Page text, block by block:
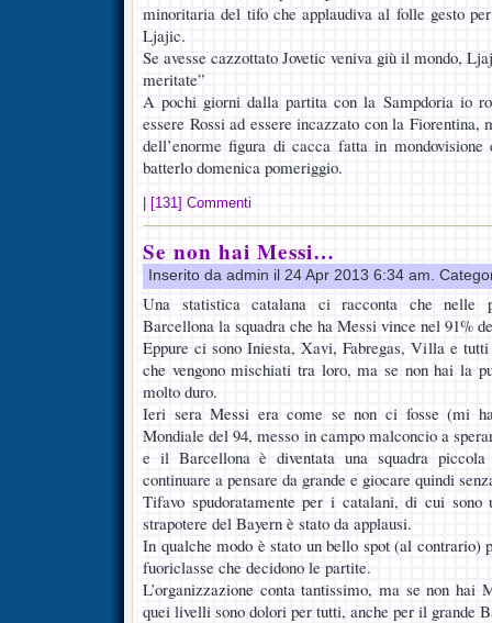
minoritaria del tifo che applaudiva al folle gesto
Ljajic.
Se avesse cazzottato Jovetic veniva giù il mondo,
meritate”
A pochi giorni dalla partita con la Sampdoria io
essere Rossi ad essere incazzato con la
dell’enorme figura di cacca fatta in mondovisione
batterlo domenica pomeriggio.
[131] Commenti
Se non hai Messi…
Inserito da admin il 24 Apr 2013 6:34 am.
Una statistica catalana ci racconta che nelle
Barcellona la squadra che ha Messi vince nel 91%
Eppure ci sono Iniesta, Xavi, Fabregas, Villa e
che vengono mischiati tra loro, ma se non hai la
molto duro.
Ieri sera Messi era come se non ci fosse (mi
Mondiale del 94, messo in campo malconcio a
e il Barcellona è diventata una squadra piccola
continuare a pensare da grande e giocare quindi
Tifavo spudoratamente per i catalani, di cui
strapotere del Bayern è stato da applausi.
In qualche modo è stato un bello spot (al
fuoriclasse che decidono le partite.
L’organizzazione conta tantissimo, ma se non
quei livelli sono dolori per tutti, anche per il grande